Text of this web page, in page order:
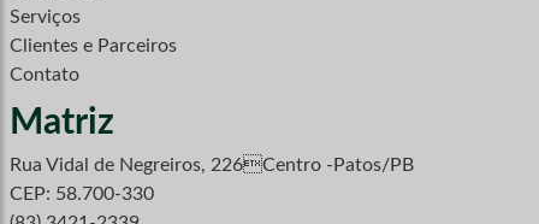
Serviços
Clientes e Parceiros
Contato
Matriz
Rua Vidal de Negreiros, 226Centro -Patos/PB
CEP: 58.700-330